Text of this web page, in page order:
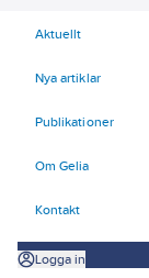
Aktuellt
Nya artiklar
Publikationer
Om Gelia
Kontakt
Logga in